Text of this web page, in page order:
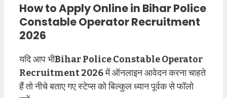
How to Apply Online in Bihar Police
Constable Operator Recruitment
2026
यदि आप भीBihar Police Constable Operator
Recruitment 2026में ऑनलाइन आवेदन करना चाहते
हैं तो नीचे बताए गए स्टेप्स को बिल्कुल ध्यान पूर्वक से फॉलो